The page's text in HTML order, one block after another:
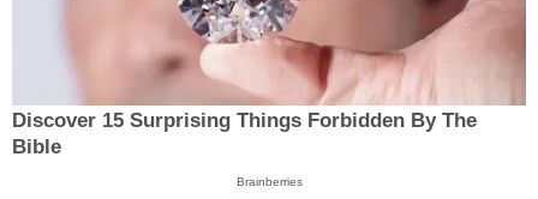
Discover 15 Surprising Things Forbidden By The
Bible
Brainberries